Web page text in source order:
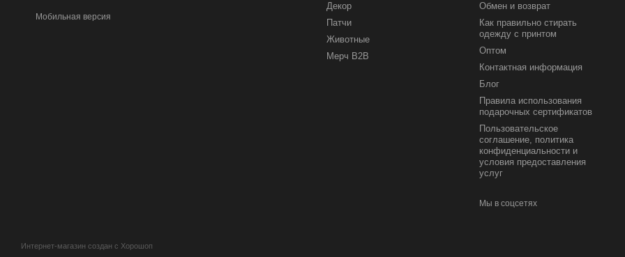
Мобильная версия
Интернет-магазин создан с Хорошоп
Декор
Патчи
Животные
Мерч B2B
Обмен и возврат
Как правильно стирать
одежду с принтом
Оптом
Контактная информация
Блог
Правила использования
подарочных сертификатов
Пользовательское
соглашение, политика
конфиденциальности и
условия предоставления
услуг
Мы в соцсетях